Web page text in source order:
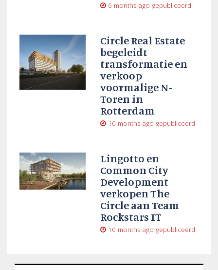
6 months ago gepubliceerd
Circle Real Estate
begeleidt
transformatie en
verkoop
voormalige N-
Toren in
Rotterdam
10 months ago gepubliceerd
Lingotto en
Common City
Development
verkopen The
Circle aan Team
Rockstars IT
10 months ago gepubliceerd